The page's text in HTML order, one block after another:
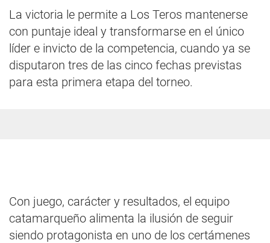
La victoria le permite a Los Teros mantenerse
con puntaje ideal y transformarse en el único
líder e invicto de la competencia, cuando ya se
disputaron tres de las cinco fechas previstas
para esta primera etapa del torneo.
Con juego, carácter y resultados, el equipo
catamarqueño alimenta la ilusión de seguir
siendo protagonista en uno de los certámenes